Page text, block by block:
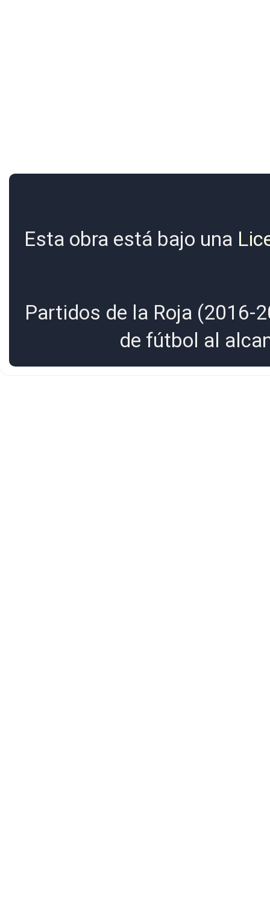
Esta obra está bajo una
Partidos de la Roja (2016-
de fútbol al